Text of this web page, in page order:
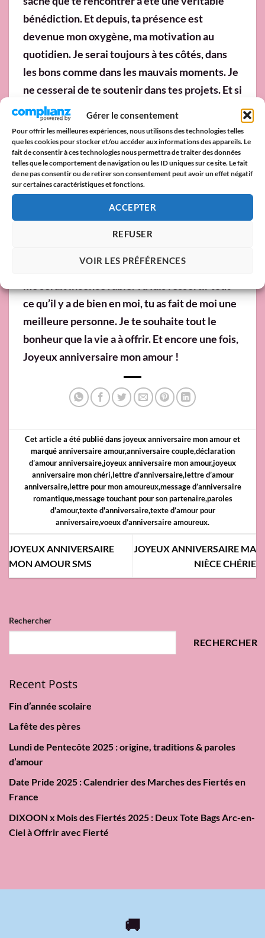
Gérer le consentement
Pour offrir les meilleures expériences, nous utilisons des technologies telles
que les cookies pour stocker et/ou accéder aux informations des appareils. Le
fait de consentir à ces technologies nous permettra de traiter des données
telles que le comportement de navigation ou les ID uniques sur ce site. Le fait
de ne pas consentir ou de retirer son consentement peut avoir un effet négatif
sur certaines caractéristiques et fonctions.
ACCEPTER
REFUSER
VOIR LES PRÉFÉRENCES
bénédiction. Et depuis, ta présence est
devenue mon oxygène, ma motivation au
quotidien. Je serai toujours à tes côtés, dans
les bons comme dans les mauvais moments. Je
ne cesserai de te soutenir dans tes projets. Et si
un jour, il t’arrive d’être sur le point
d’abandonner, je serai là pour t’encourager. Je
te donnerai tout l’amour et toute l’affection
dont tu auras besoin.
Mon cœur, si je pouvais décrocher la lune et
cueillir les étoiles pour toi, je le ferais. Si je
pouvais bâtir un mur autour de ton cœur pour
que jamais tu ne sois blessé, je le ferais. Et je
vie. Tout ça parce que je t’aime et vivre sans toi
ce qu’il y a de bien en moi, tu as fait de moi une
meilleure personne. Je te souhaite tout le
bonheur que la vie a à offrir. Et encore une fois,
Joyeux anniversaire mon amour !
Cet article a été publié dansjoyeux anniversaire mon amouret
marquéanniversaire amour,anniversaire couple,déclaration
d’amour anniversaire,joyeux anniversaire mon amour,joyeux
anniversaire mon chéri,lettre d'anniversaire,lettre d’amour
anniversaire,lettre pour mon amoureux,message d’anniversaire
romantique,message touchant pour son partenaire,paroles
d'amour,texte d'anniversaire,texte d’amour pour
anniversaire,voeux d’anniversaire amoureux.
JOYEUX ANNIVERSAIRE
MON AMOUR SMS
JOYEUX ANNIVERSAIRE MA
NIÈCE CHÉRIE
Rechercher
RECHERCHER
Recent Posts
Fin d’année scolaire
La fête des pères
Lundi de Pentecôte 2025 : origine, traditions & paroles
d’amour
Date Pride 2025 : Calendrier des Marches des Fiertés en
France
DIXOON x Mois des Fiertés 2025 : Deux Tote Bags Arc-en-
Ciel à Offrir avec Fierté
🚚